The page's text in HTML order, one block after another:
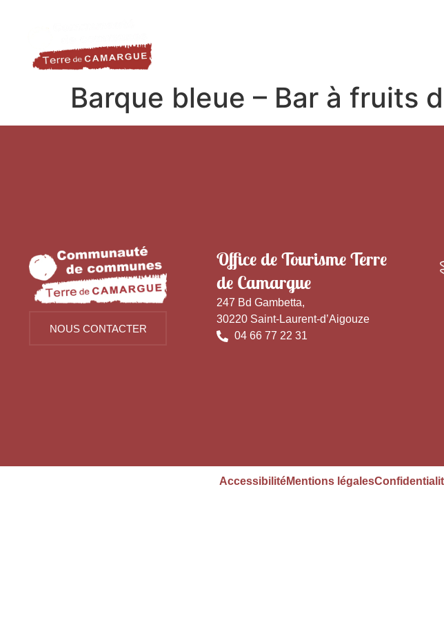
Barque bleue – Bar à fruits
NOUS CONTACTER
Office de Tourisme Terre
de Camargue
247 Bd Gambetta,
30220 Saint-Laurent-d’Aigouze
04 66 77 22 31
AccessibilitéMentions légales